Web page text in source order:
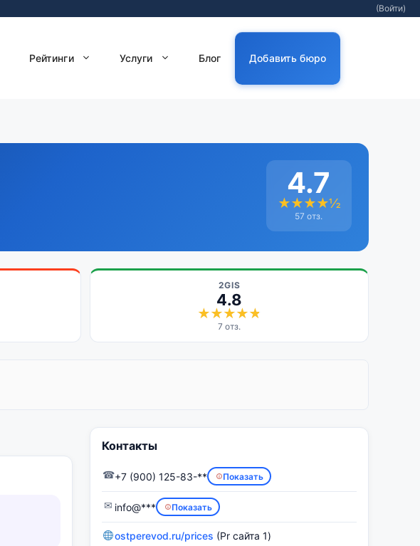
(Войти)
Рейтинги Услуги Блог Добавить бюро
4.7
★★★★½
57 отз.
2GIS
4.8
7 отз.
Контакты
☎+7 (900) 125-83-** Показать
✉ info@*** Показать
ostperevod.ru/prices (Pr сайта 1)